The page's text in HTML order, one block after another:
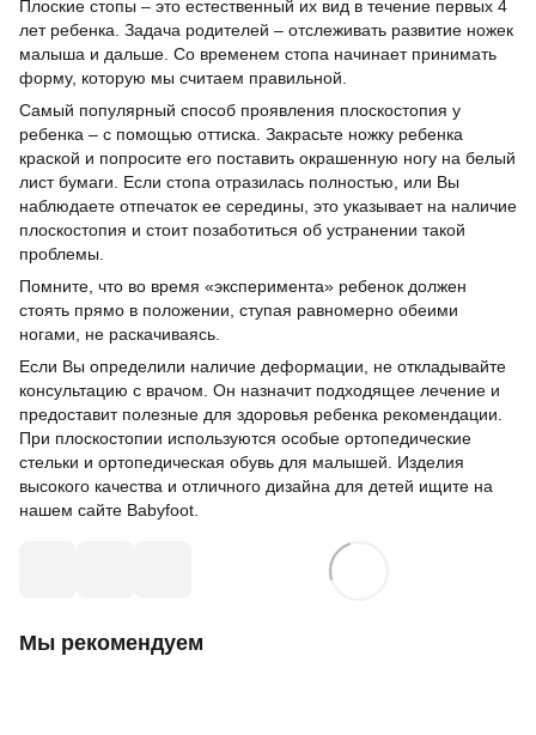
Плоские стопы – это естественный их вид в течение первых 4
лет ребенка. Задача родителей – отслеживать развитие ножек
малыша и дальше. Со временем стопа начинает принимать
форму, которую мы считаем правильной.
Самый популярный способ проявления плоскостопия у
ребенка – с помощью оттиска. Закрасьте ножку ребенка
краской и попросите его поставить окрашенную ногу на белый
лист бумаги. Если стопа отразилась полностью, или Вы
наблюдаете отпечаток ее середины, это указывает на наличие
плоскостопия и стоит позаботиться об устранении такой
проблемы.
Помните, что во время «эксперимента» ребенок должен
стоять прямо в положении, ступая равномерно обеими
ногами, не раскачиваясь.
Если Вы определили наличие деформации, не откладывайте
консультацию с врачом. Он назначит подходящее лечение и
предоставит полезные для здоровья ребенка рекомендации.
При плоскостопии используются особые ортопедические
стельки и ортопедическая обувь для малышей. Изделия
высокого качества и отличного дизайна для детей ищите на
нашем сайте Babyfoot.
Мы рекомендуем